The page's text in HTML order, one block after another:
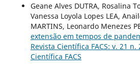
Geane Alves DUTRA, Rosalina
Vanessa Loyola Lopes LEA,
MARTINS, Leonardo Menezes
extensão em tempos de
Revista Científica FACS: v. 21 n.
Científica FACS